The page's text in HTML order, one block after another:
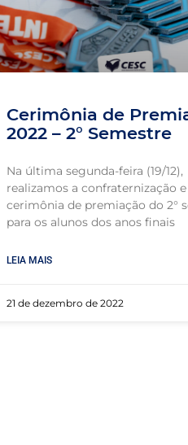
Cerimônia de
2022 – 2° Semestre
Na última segunda-feira (19/12),
realizamos a confraternização e
cerimônia de premiação do 2°
para os alunos dos anos finais
LEIA MAIS
21 de dezembro de 2022